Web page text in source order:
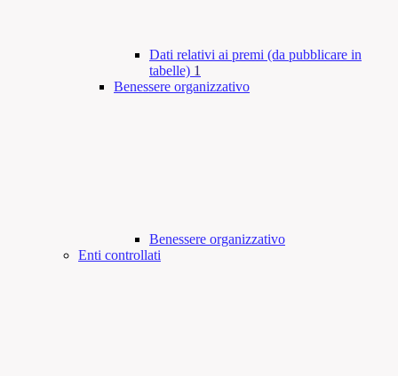
Dati relativi ai premi (da pubblicare in
tabelle) 1
Benessere organizzativo
Benessere organizzativo
Enti controllati